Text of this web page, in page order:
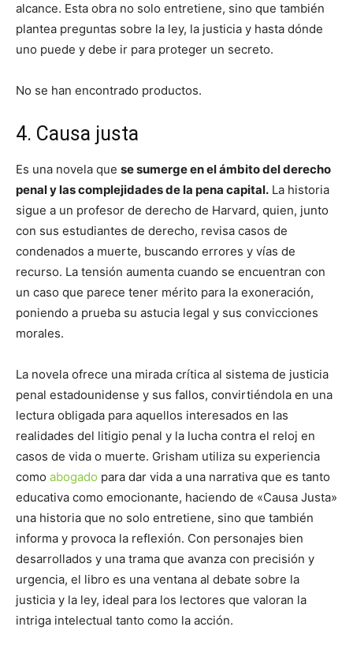
alcance. Esta obra no solo entretiene, sino que también
plantea preguntas sobre la ley, la justicia y hasta dónde
uno puede y debe ir para proteger un secreto.
No se han encontrado productos.
4. Causa justa
Es una novela que se sumerge en el ámbito del derecho
penal y las complejidades de la pena capital. La historia
sigue a un profesor de derecho de Harvard, quien, junto
con sus estudiantes de derecho, revisa casos de
condenados a muerte, buscando errores y vías de
recurso. La tensión aumenta cuando se encuentran con
un caso que parece tener mérito para la exoneración,
poniendo a prueba su astucia legal y sus convicciones
morales.
La novela ofrece una mirada crítica al sistema de justicia
penal estadounidense y sus fallos, convirtiéndola en una
lectura obligada para aquellos interesados en las
realidades del litigio penal y la lucha contra el reloj en
casos de vida o muerte. Grisham utiliza su experiencia
como abogado para dar vida a una narrativa que es tanto
educativa como emocionante, haciendo de «Causa Justa»
una historia que no solo entretiene, sino que también
informa y provoca la reflexión. Con personajes bien
desarrollados y una trama que avanza con precisión y
urgencia, el libro es una ventana al debate sobre la
justicia y la ley, ideal para los lectores que valoran la
intriga intelectual tanto como la acción.